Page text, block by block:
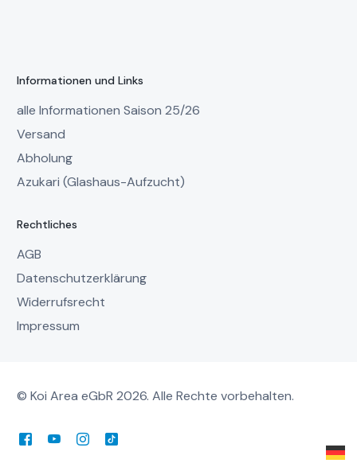
Informationen und Links
alle Informationen Saison 25/26
Versand
Abholung
Azukari (Glashaus-Aufzucht)
Rechtliches
AGB
Datenschutzerklärung
Widerrufsrecht
Impressum
© Koi Area eGbR 2026. Alle Rechte vorbehalten.